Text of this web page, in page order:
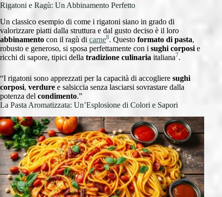
Rigatoni e Ragù: Un Abbinamento Perfetto
Un classico esempio di come i rigatoni siano in grado di
valorizzare piatti dalla struttura e dal gusto deciso è il loro
abbinamento con il ragù di carne8. Questo formato di pasta,
robusto e generoso, si sposa perfettamente con i sughi corposi e
ricchi di sapore, tipici della tradizione culinaria italiana7.
“I rigatoni sono apprezzati per la capacità di accogliere sughi
corposi, verdure e salsiccia senza lasciarsi sovrastare dalla
potenza del condimento.”
La Pasta Aromatizzata: Un’Esplosione di Colori e Sapori